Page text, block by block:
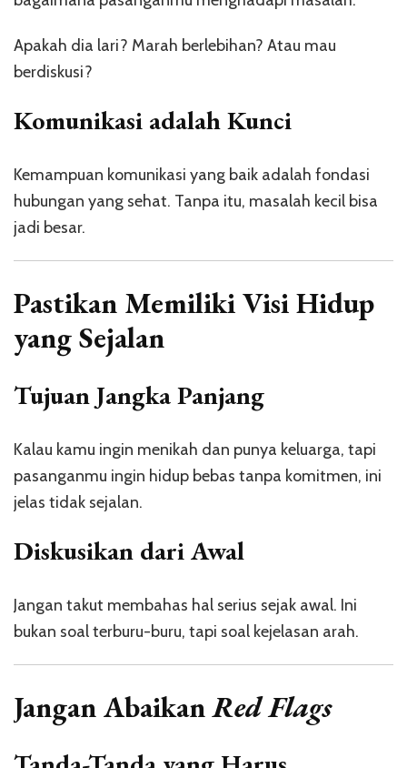
Apakah dia lari? Marah berlebihan? Atau mau
berdiskusi?
Komunikasi adalah Kunci
Kemampuan komunikasi yang baik adalah fondasi
hubungan yang sehat. Tanpa itu, masalah kecil bisa
jadi besar.
Pastikan Memiliki Visi Hidup
yang Sejalan
Tujuan Jangka Panjang
Kalau kamu ingin menikah dan punya keluarga, tapi
pasanganmu ingin hidup bebas tanpa komitmen, ini
jelas tidak sejalan.
Diskusikan dari Awal
Jangan takut membahas hal serius sejak awal. Ini
bukan soal terburu-buru, tapi soal kejelasan arah.
Jangan AbaikanRed Flags